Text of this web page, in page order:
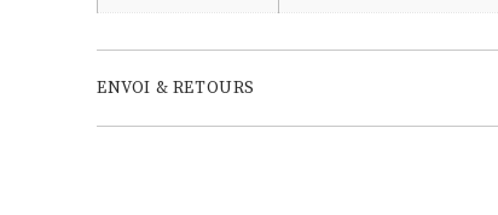
ENVOI & RETOURS